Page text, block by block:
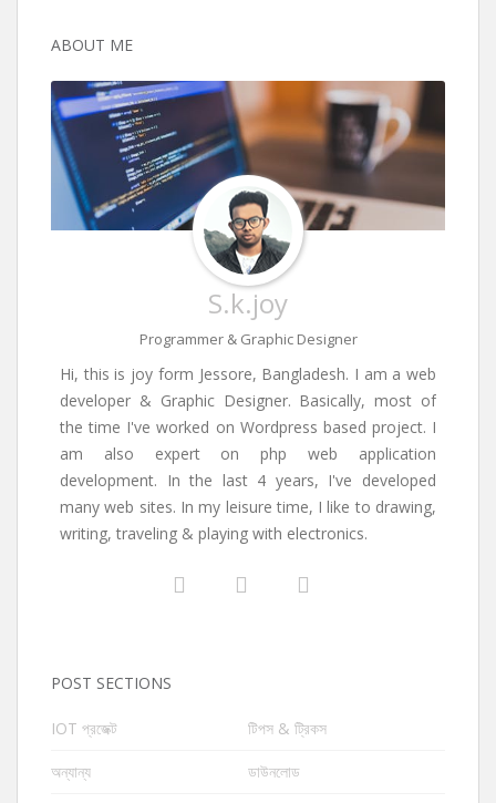
ABOUT ME
S.k.joy
Programmer & Graphic Designer
Hi, this is joy form Jessore, Bangladesh. I am a web
developer & Graphic Designer. Basically, most of
the time I've worked on Wordpress based project. I
am also expert on php web application
development. In the last 4 years, I've developed
many web sites. In my leisure time, I like to drawing,
writing, traveling & playing with electronics.
POST SECTIONS
IOT প্রজেক্ট
অন্যান্য
টিপস & ট্রিকস
ডাউনলোড